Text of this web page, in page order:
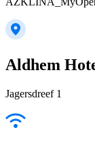
Aldhem
Jagersdreef 1